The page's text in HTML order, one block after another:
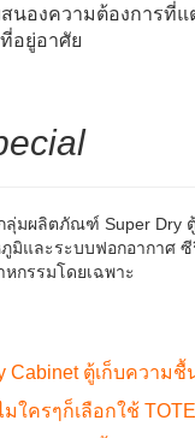
นองความต้องการที่
อยู่อาศัย
ลุ่มผลิตภัณฑ์ Super Dry
มิและระบบฟอกอากาศ
หกรรมโดยเฉพาะ
Cabinet ตู้เก็บความชื้
มใครๆก็เลือกใช้